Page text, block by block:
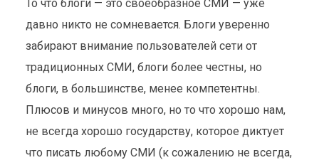
То что блоги — это своеобразное СМИ — уже
давно никто не сомневается. Блоги уверенно
забирают внимание пользователей сети от
традиционных СМИ, блоги более честны, но
блоги, в большинстве, менее компетентны.
Плюсов и минусов много, но то что хорошо нам,
не всегда хорошо государству, которое диктует
что писать любому СМИ (к сожалению не всегда,